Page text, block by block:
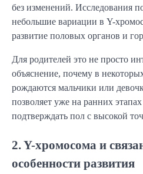
без изменений. Исследования
небольшие вариации в Y-
развитие половых органов и
Для родителей это не просто
объяснение, почему в
рождаются мальчики или
позволяет уже на ранних
подтверждать пол с высокой
2. Y-хромосома и
особенности развития